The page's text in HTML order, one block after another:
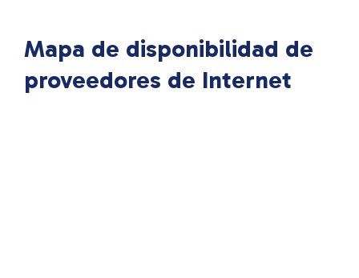
Mapa de disponibilidad de
proveedores de Internet